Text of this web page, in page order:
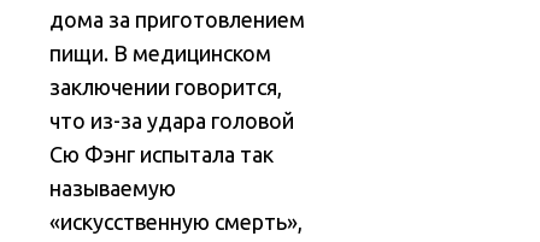
дома за приготовлением
пищи. В медицинском
заключении говорится,
что из-за удара головой
Сю Фэнг испытала так
называемую
«искусственную смерть»,